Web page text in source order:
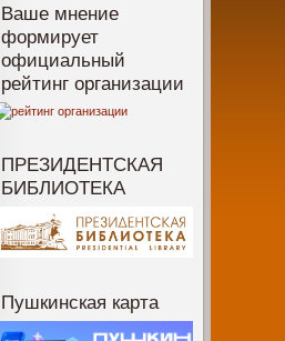
Ваше мнение
формирует
официальный
рейтинг организации
ПРЕЗИДЕНТСКАЯ
БИБЛИОТЕКА
Пушкинская карта